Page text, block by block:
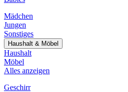
Mädchen
Jungen
Sonstiges
Haushalt & Möbel
Haushalt
Möbel
Alles anzeigen
Geschirr